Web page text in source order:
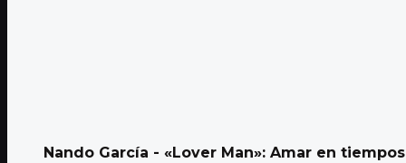
Nando García - «Lover Man»: Amar en